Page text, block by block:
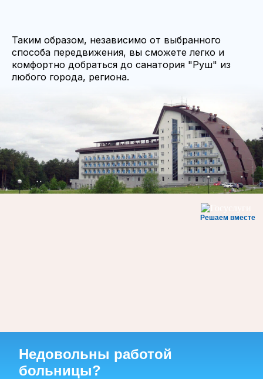
Таким образом, независимо от выбранного
способа передвижения, вы сможете легко и
комфортно добраться до санатория "Руш" из
любого города, региона.
Решаем вместе
Недовольны работой
больницы?